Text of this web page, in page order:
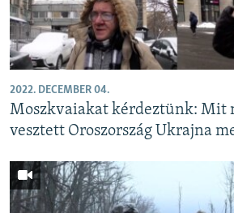
2022. DECEMBER 04.
Moszkvaiakat kérdeztünk: Mit
vesztett Oroszország Ukrajna